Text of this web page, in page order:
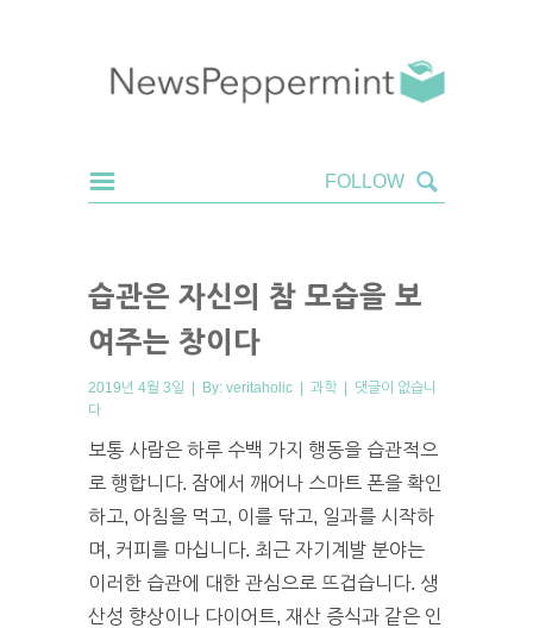
습관은 자신의 참 모습을 보
여주는 창이다
2019년 4월 3일 | By: veritaholic | 과학 | 댓글이 없습니
다
보통 사람은 하루 수백 가지 행동을 습관적으
로 행합니다. 잠에서 깨어나 스마트 폰을 확인
하고, 아침을 먹고, 이를 닦고, 일과를 시작하
며, 커피를 마십니다. 최근 자기계발 분야는
이러한 습관에 대한 관심으로 뜨겁습니다. 생
산성 향상이나 다이어트, 재산 증식과 같은 인